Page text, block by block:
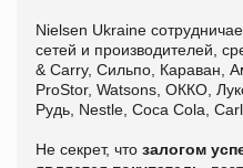
Nielsen Ukraine
сетей и производителей,
& Carry, Сильпо, Караван,
ProStor, Watsons, ОККО,
Рудь, Nestle, Coca Cola,
Не секрет, что залогом